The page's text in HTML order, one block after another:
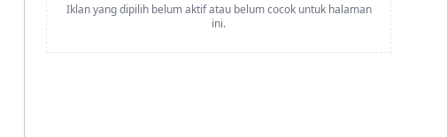
Iklan yang dipilih belum aktif atau belum cocok untuk halaman
ini.